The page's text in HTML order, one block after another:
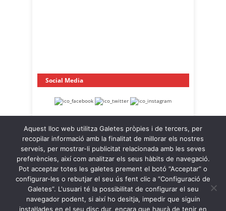
Social Media
OnaCat.Ràdio -- Powered by OnaCat.Ràdio
Notícies A la Carta
OnaCat.Ràdio Directe
Agenda
Contacte
Aquest lloc web utilitza Galetes pròpies i de tercers, per
recopilar informació amb la finalitat de millorar els nostres
serveis, per mostrar-li publicitat relacionada amb les seves
preferències, així com analitzar els seus hàbits de navegació.
Pot acceptar totes les galetes prement el botó “Acceptar” o
configurar-les o rebutjar el seu ús fent clic a “Configuració de
Galetes”. L'usuari té la possibilitat de configurar el seu
navegador podent, si així ho desitja, impedir que siguin
instal·lades en el seu disc dur, encara que haurà de tenir en